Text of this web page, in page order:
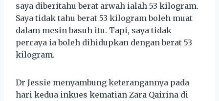
saya diberitahu berat arwah ialah 53 kilogram.
Saya tidak tahu berat 53 kilogram boleh muat
dalam mesin basuh itu. Tapi, saya tidak
percaya ia boleh dihidupkan dengan berat 53
kilogram.
Dr Jessie menyambung keterangannya pada
hari kedua inkues kematian Zara Qairina di